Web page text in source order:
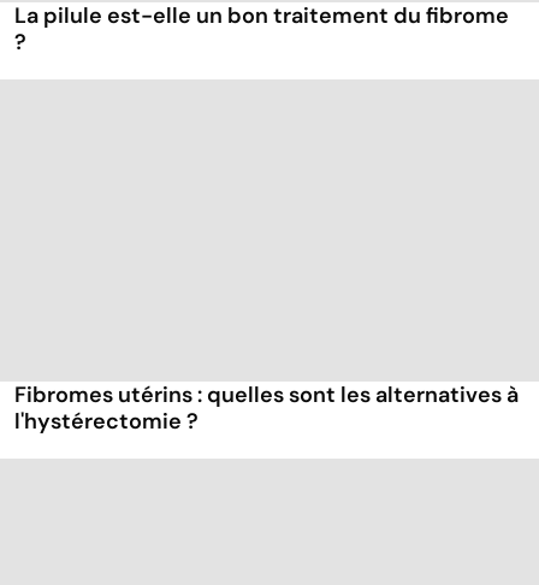
La pilule est-elle un bon traitement du fibrome
?
Fibromes utérins : quelles sont les alternatives à
l'hystérectomie ?